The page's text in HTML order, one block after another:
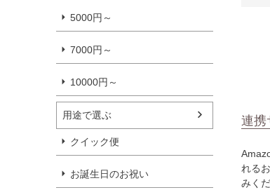
5000円～
7000円～
10000円～
用途で選ぶ
クイック便
お誕生日のお祝い
連携
れる
みく